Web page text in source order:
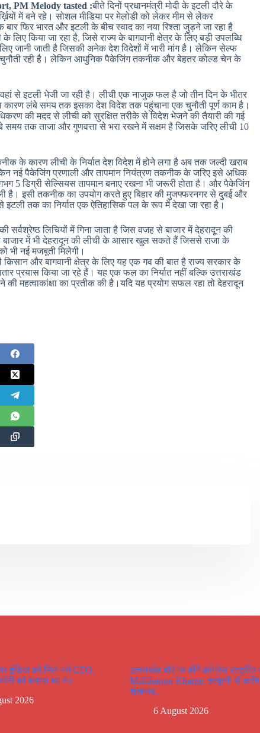
PM Melody tasted :बीते दिनों प्रधानमंत्री मोदी के इटली दौरे के
में बने रहे। सोशल मीडिया पर मेलोडी को लेकर मीम से लेकर
फिर भारत और इटली के बीच स्वाद का नया रिश्ता जुड़ने जा रहा है
लिए किया जा रहा है, जिसे राज्य के बागवानी क्षेत्र के लिए बड़ी उपलब्धि
जानी जाती है जिसकी अनेक देश विदेशों में भारी मांग है। लेकिन सेल्फ
चुनौती रही है। लेकिन आधुनिक पैकेजिंग तकनीक और बेहतर कोल्ड चेन के
से इटली भेजी जा रही है। लीची एक नाजुक फल है जो तीन दिन के भीतर
लंबे समय तक इसका देश विदेश तक पहुंचाना एक चुनौती पूर्ण काम है।
की मदद से लीची को सुरक्षित तरीके से विदेश भेजने की तैयारी की गई
तक ताजा और गुणवत्ता से भरा रखने में सक्षम है जिसके जरिए लीची 10
के कारण लीची के निर्यात देश विदेश में होने लगा है अब तक जल्दी खराब
नई पैकेजिंग प्रणाली और तापमान नियंत्रण तकनीक के जरिए इसे अधिक
5 डिग्री सेल्सियस तापमान बनाए रखना भी जरूरी होता है। और पैकेजिंग
है। इसी तकनीक का उपयोग करते हुए बिहार की मुजफ्फरनगर से दुबई और
तक का निर्यात एक ऐतिहासिक पल के रूप में देखा जा रहा है।
लिचियों में गिना जाता है जिस वजह से बाजार में देहरादून की
बाजार में भी देहरादून की लीची के आसार खुल सकते हैं जिससे राजा के
भी नई मजबूती मिलेगी।
और बागवानी क्षेत्र के लिए यह एक गव की बात है राज्य सरकार के
प्रयास किया जा रहे हैं। यह एक फल का निर्यात नहीं बल्कि उत्तराखंड
महत्वाकांक्षा का प्रतीक की है।यदि यह प्रयोग सफल रहा तो देहरादून
इंडिया को मिले नये CEO,
को बनाया था नं०
2026
उत्तराखंड दौरे पर होंगे कांग्रेस राष्ट्रीय
Mallikarjun Kharge, हल्द्वानी से करेंगे
शंखनाद..
6 August 2026